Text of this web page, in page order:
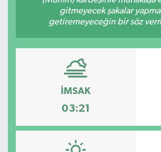
gitmeyecek şakalar
getiremeyeceğin bir söz
İMSAK
03:21
SAĞLIK
BÖLGE
KEŞFET
POPÜLER